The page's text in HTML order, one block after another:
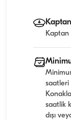
Kaptan
saatleri
saatlik
dışı